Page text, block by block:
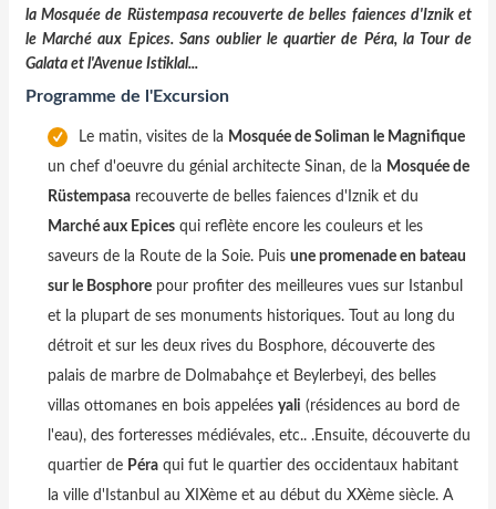
la Mosquée de Rüstempasa recouverte de belles faiences d'Iznik et
le Marché aux Epices. Sans oublier le quartier de Péra, la Tour de
Galata et l'Avenue Istiklal...
Programme de l'Excursion
Le matin, visites de la Mosquée de Soliman le Magnifique
un chef d'oeuvre du génial architecte Sinan, de la Mosquée de
Rüstempasa recouverte de belles faiences d'Iznik et du
Marché aux Epices qui reflète encore les couleurs et les
saveurs de la Route de la Soie. Puis une promenade en bateau
sur le Bosphore pour profiter des meilleures vues sur Istanbul
et la plupart de ses monuments historiques. Tout au long du
détroit et sur les deux rives du Bosphore, découverte des
palais de marbre de Dolmabahçe et Beylerbeyi, des belles
villas ottomanes en bois appelées yali (résidences au bord de
l'eau), des forteresses médiévales, etc.. .Ensuite, découverte du
quartier de Péra qui fut le quartier des occidentaux habitant
la ville d'Istanbul au XIXème et au début du XXème siècle. A